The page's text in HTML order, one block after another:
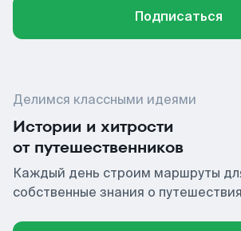
Подписаться
Делимся классными идеями
Истории и хитрости
от путешественников
Каждый день строим маршруты
собственные знания о